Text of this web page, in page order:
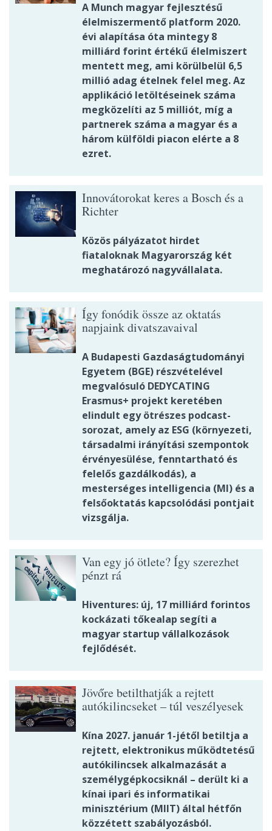
A Munch magyar fejlesztésű
élelmiszermentő platform 2020.
évi alapítása óta mintegy 8
milliárd forint értékű élelmiszert
mentett meg, ami körülbelül 6,5
millió adag ételnek felel meg. Az
applikáció letöltéseinek száma
megközelíti az 5 milliót, míg a
partnerek száma a magyar és a
három külföldi piacon elérte a 8
ezret.
Innovátorokat keres a Bosch és a
Richter
Közös pályázatot hirdet
fiataloknak Magyarország két
meghatározó nagyvállalata.
Így fonódik össze az oktatás
napjaink divatszavaival
A Budapesti Gazdaságtudományi
Egyetem (BGE) részvételével
megvalósuló DEDYCATING
Erasmus+ projekt keretében
elindult egy ötrészes podcast-
sorozat, amely az ESG (környezeti,
társadalmi irányítási szempontok
érvényesülése, fenntartható és
felelős gazdálkodás), a
mesterséges intelligencia (MI) és a
felsőoktatás kapcsolódási pontjait
vizsgálja.
Van egy jó ötlete? Így szerezhet
pénzt rá
Hiventures: új, 17 milliárd forintos
kockázati tőkealap segíti a
magyar startup vállalkozások
fejlődését.
Jövőre betilthatják a rejtett
autókilincseket – túl veszélyesek
Kína 2027. január 1-jétől betiltja a
rejtett, elektronikus működtetésű
autókilincsek alkalmazását a
személygépkocsiknál – derült ki a
kínai ipari és informatikai
minisztérium (MIIT) által hétfőn
közzétett szabályozásból.